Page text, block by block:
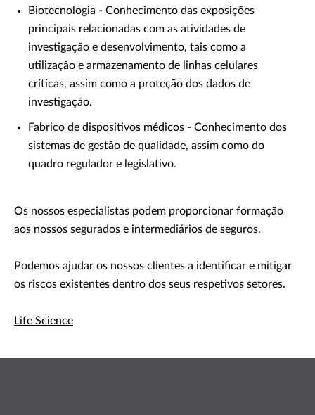
Biotecnologia - Conhecimento das exposições
principais relacionadas com as atividades de
investigação e desenvolvimento, tais como a
utilização e armazenamento de linhas celulares
críticas, assim como a proteção dos dados de
investigação.
Fabrico de dispositivos médicos - Conhecimento dos
sistemas de gestão de qualidade, assim como do
quadro regulador e legislativo.
Os nossos especialistas podem proporcionar formação
aos nossos segurados e intermediários de seguros.
Podemos ajudar os nossos clientes a identificar e mitigar
os riscos existentes dentro dos seus respetivos setores.
Life Science